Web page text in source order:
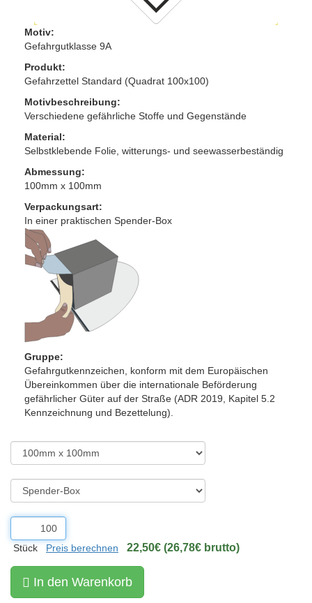
Motiv:
Gefahrgutklasse 9A
Produkt:
Gefahrzettel Standard (Quadrat 100x100)
Motivbeschreibung:
Verschiedene gefährliche Stoffe und Gegenstände
Material:
Selbstklebende Folie, witterungs- und seewasserbeständig
Abmessung:
100mm x 100mm
Verpackungsart:
In einer praktischen Spender-Box
Gruppe:
Gefahrgutkennzeichen, konform mit dem Europäischen
Übereinkommen über die internationale Beförderung
gefährlicher Güter auf der Straße (ADR 2019, Kapitel 5.2
Kennzeichnung und Bezettelung).
Stück Preis berechnen 22,50€ (26,78€ brutto)
In den Warenkorb